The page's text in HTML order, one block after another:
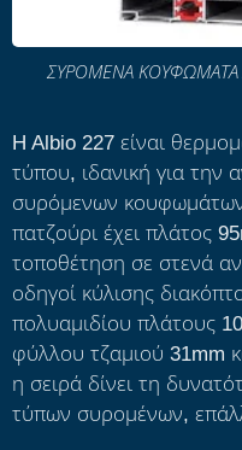
ΣΥΡΟΜΕΝΑ ΚΟΥΦΩΜΑΤΑ
H Albio 227 είναι
τύπου, ιδανική για την
συρόμενων
πατζούρι έχει πλάτος
τοποθέτηση σε στενά
οδηγοί κύλισης
πολυαμιδίου πλάτους
φύλλου τζαμιού 31mm
η σειρά δίνει τη
τύπων συρομένων,